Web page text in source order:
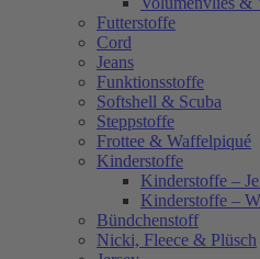
Futterstoffe
Cord
Jeans
Funktionsstoffe
Softshell & Scuba
Steppstoffe
Frottee & Waffelpiqué
Kinderstoffe
Kinderstoffe –
Kinderstoffe –
Bündchenstoff
Nicki, Fleece & Plüsch